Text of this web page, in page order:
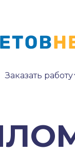
Заказать работу